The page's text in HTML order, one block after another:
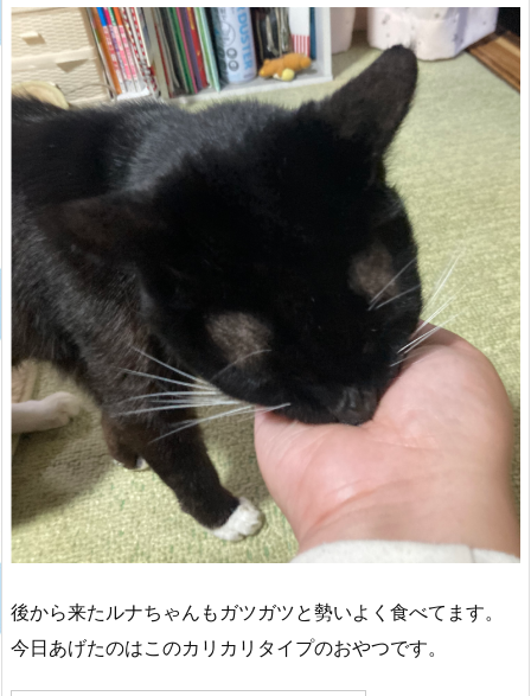
後から来たルナちゃんもガツガツと勢いよく食べてます。
今日あげたのはこのカリカリタイプのおやつです。